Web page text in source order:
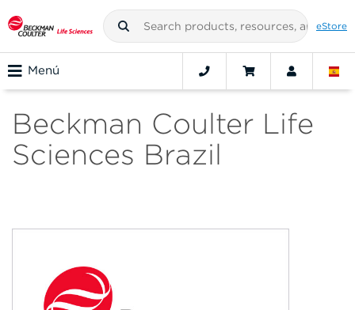
eStore
Menú
Beckman Coulter Life
Sciences Brazil